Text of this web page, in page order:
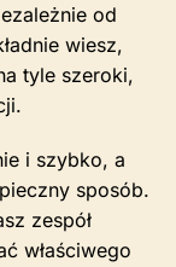
od
wiesz,
tyle szeroki,
i szybko, a
sposób.
zespół
właściwego